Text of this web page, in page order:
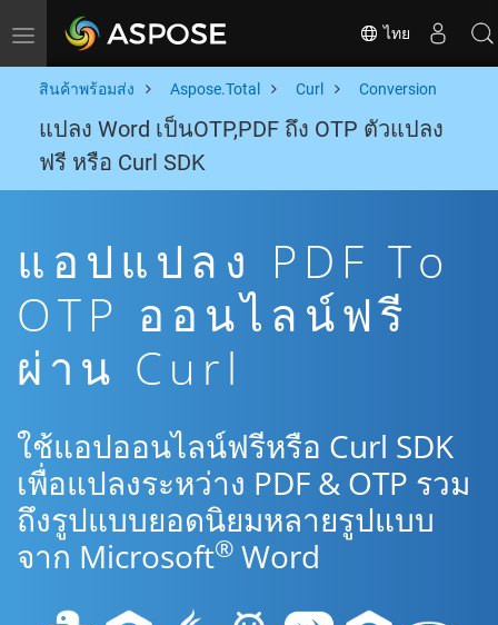
Toggle navigation ไทย
สินค้าพร้อมส่ง Aspose.Total Curl Conversion
แปลง Word เป็นOTP,PDF ถึง OTP ตัวแปลง
ฟรี หรือ Curl SDK
แอปแปลง PDF To
OTP ออนไลน์ฟรี
ผ่าน Curl
ใช้แอปออนไลน์ฟรีหรือ Curl SDK
เพื่อแปลงระหว่าง PDF & OTP รวม
ถึงรูปแบบยอดนิยมหลายรูปแบบ
จาก Microsoft® Word